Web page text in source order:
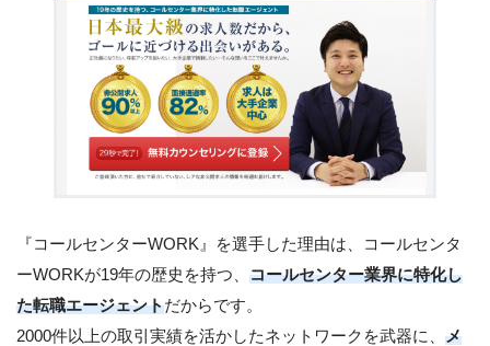
『コールセンターWORK』を選手した理由は、コールセンタ
ーWORKが19年の歴史を持つ、 コールセンター業界に特化し
た転職エージェントだからです。
2000件以上の取引実績を活かしたネットワークを武器に、 メ